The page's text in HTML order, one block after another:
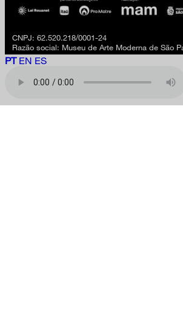
CNPJ: 62.520.218/0001-24
Razão social: Museu de Arte Moderna de São
PT EN ES